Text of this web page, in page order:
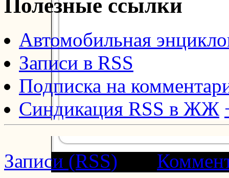
Полезные ссылки
Автомобильная
Записи в RSS
Подписка на
Синдикация RSS в ЖЖ
Записи (RSS)